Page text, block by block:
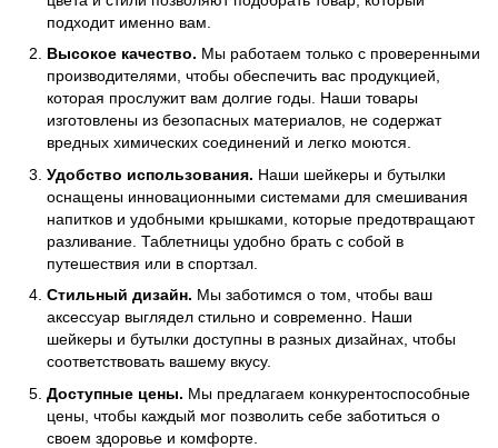
подходит именно вам.
Высокое качество. Мы работаем только с проверенными
производителями, чтобы обеспечить вас продукцией,
которая прослужит вам долгие годы. Наши товары
изготовлены из безопасных материалов, не содержат
вредных химических соединений и легко моются.
Удобство использования. Наши шейкеры и бутылки
оснащены инновационными системами для смешивания
напитков и удобными крышками, которые предотвращают
разливание. Таблетницы удобно брать с собой в
путешествия или в спортзал.
Стильный дизайн. Мы заботимся о том, чтобы ваш
аксессуар выглядел стильно и современно. Наши
шейкеры и бутылки доступны в разных дизайнах, чтобы
соответствовать вашему вкусу.
Доступные цены. Мы предлагаем конкурентоспособные
цены, чтобы каждый мог позволить себе заботиться о
своем здоровье и комфорте.